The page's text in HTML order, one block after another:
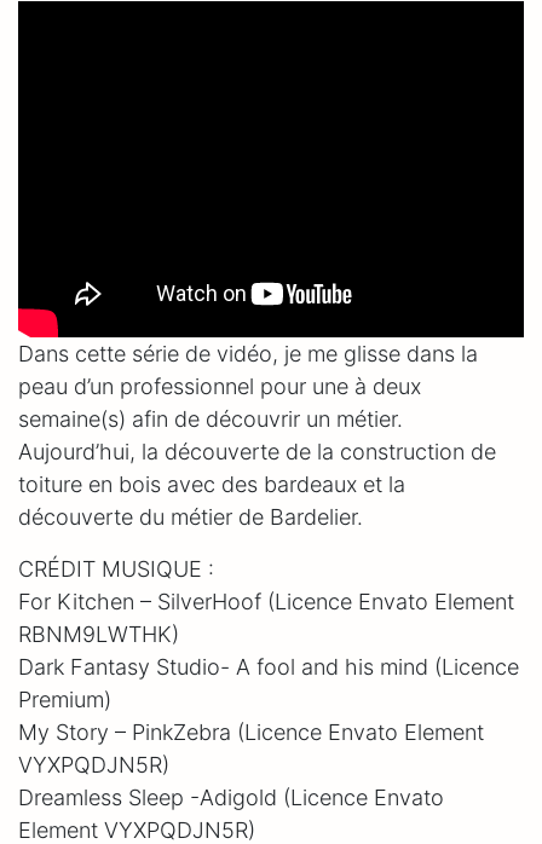
Dans cette série de vidéo, je me glisse dans la
peau d’un professionnel pour une à deux
semaine(s) afin de découvrir un métier.
Aujourd’hui, la découverte de la construction de
toiture en bois avec des bardeaux et la
découverte du métier de Bardelier.
CRÉDIT MUSIQUE :
For Kitchen – SilverHoof (Licence Envato Element
RBNM9LWTHK)
Dark Fantasy Studio- A fool and his mind (Licence
Premium)
My Story – PinkZebra (Licence Envato Element
VYXPQDJN5R)
Dreamless Sleep -Adigold (Licence Envato
Element VYXPQDJN5R)